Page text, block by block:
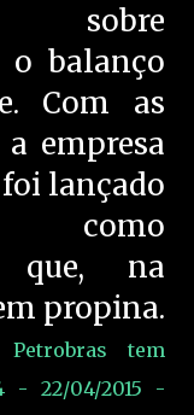
sobre
o balanço
Com as
empresa
lançado
como
que, na
propina.
tem
- 22/04/2015 -